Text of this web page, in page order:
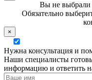
Вы не выбрали
Обязательно
×
Нужна консультация и
Наши специалисты
информацию и ответить